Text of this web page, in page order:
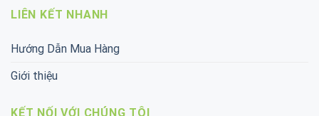
LIÊN KẾT NHANH
Hướng Dẫn Mua Hàng
Giới thiệu
KẾT NỐI VỚI CHÚNG TÔI